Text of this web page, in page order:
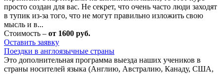
просто создан для вас. Не секрет, что очень часто люди заходят
в тупик из-за того, что не могут правильно изложить свою
мысль и в...
Стоимость – от 1600 руб.
Оставить заявку
Поездки в англоязычные страны
Это дополнительная программа выезда наших учеников в
страны носителей языка (Англию, Австралию, Канаду, США,